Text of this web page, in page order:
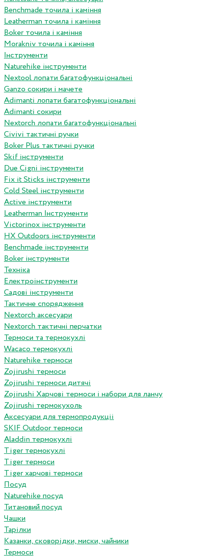
Benchmade точила і каміння
Leatherman точила і каміння
Boker точила і каміння
Morakniv точила і каміння
Інструменти
Naturehike інструменти
Nextool лопати багатофункціональні
Ganzo сокири і мачете
Adimanti лопати багатофункціональні
Adimanti сокири
Nextorch лопати багатофункціональні
Сivivi тактичні ручки
Boker Plus тактичні ручки
Skif інструменти
Due Cigni інструменти
Fix it Sticks інструменти
Сold Steel інструменти
Active інструменти
Leatherman Інструменти
Victorinox інструменти
HX Outdoors інструменти
Benchmade інструменти
Boker інструменти
Техніка
Електроінструменти
Садові інструменти
Тактичне спорядження
Nextorch аксесуари
Nextorch тактичні перчатки
Термоси та термокухлі
Wacaco термокухлі
Naturehike термоси
Zojirushi термоси
Zojirushi термоси дитячі
Zojirushi Харчові термоси і набори для ланчу
Zojirushi термокухоль
Аксесуари для термопродукціі
SKIF Outdoor термоси
Aladdin термокухлі
Tiger термокухлі
Tiger термоси
Tiger харчові термоси
Посуд
Naturehike посуд
Титановий посуд
Чашки
Тарілки
Казанки, сковорідки, миски, чайники
Термоси